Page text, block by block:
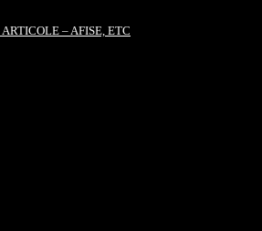
– AFISE, ETC